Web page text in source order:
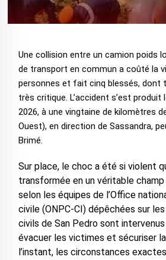
Une collision entre un camion poids
de transport en commun a coûté la
personnes et fait cinq blessés, dont
très critique. L’accident s’est
2026, à une vingtaine de kilomètres
Ouest), en direction de Sassandra,
Brimé.
Sur place, le choc a été si violent
transformée en un véritable
selon les équipes de l’Office
civile (ONPC-CI) dépêchées sur
civils de San Pedro sont
évacuer les victimes et sécuriser
l’instant, les circonstances